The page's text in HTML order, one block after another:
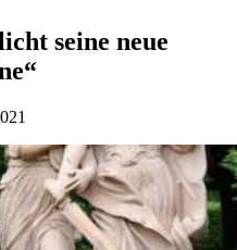
seine neue